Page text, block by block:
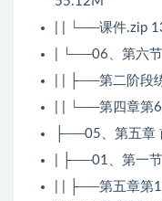
| | └──课件.zip
| └──06、第六
| | ├──第二阶段
| | └──第四章第
├──05、第五章
| ├──01、第一
| | ├──第五章第